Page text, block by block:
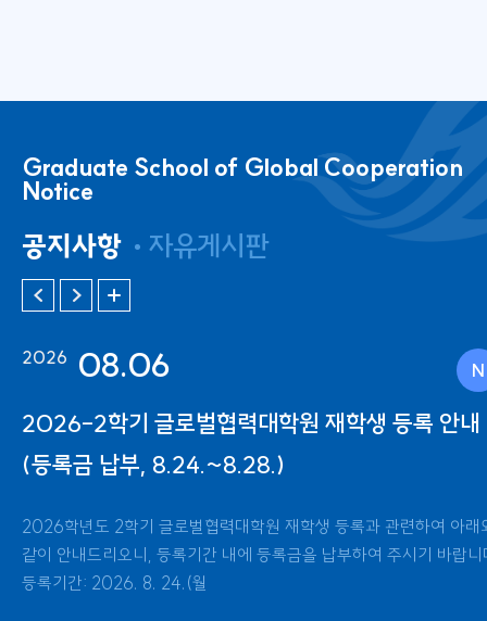
Graduate School of Global Cooperation
Notice
공지사항 자유게시판
2026 08.06
2026-2학기 글로벌협력대학원 재학생 등록 안내
(등록금 납부, 8.24.~8.28.)
2026학년도 2학기 글로벌협력대학원 재학생 등록과 관련하여 아래
같이 안내드리오니, 등록기간 내에 등록금을 납부하여 주시기 바랍니
등록기간: 2026. 8. 24.(월